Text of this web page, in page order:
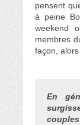
pensent
à peine
weekend
membres
façon,
En